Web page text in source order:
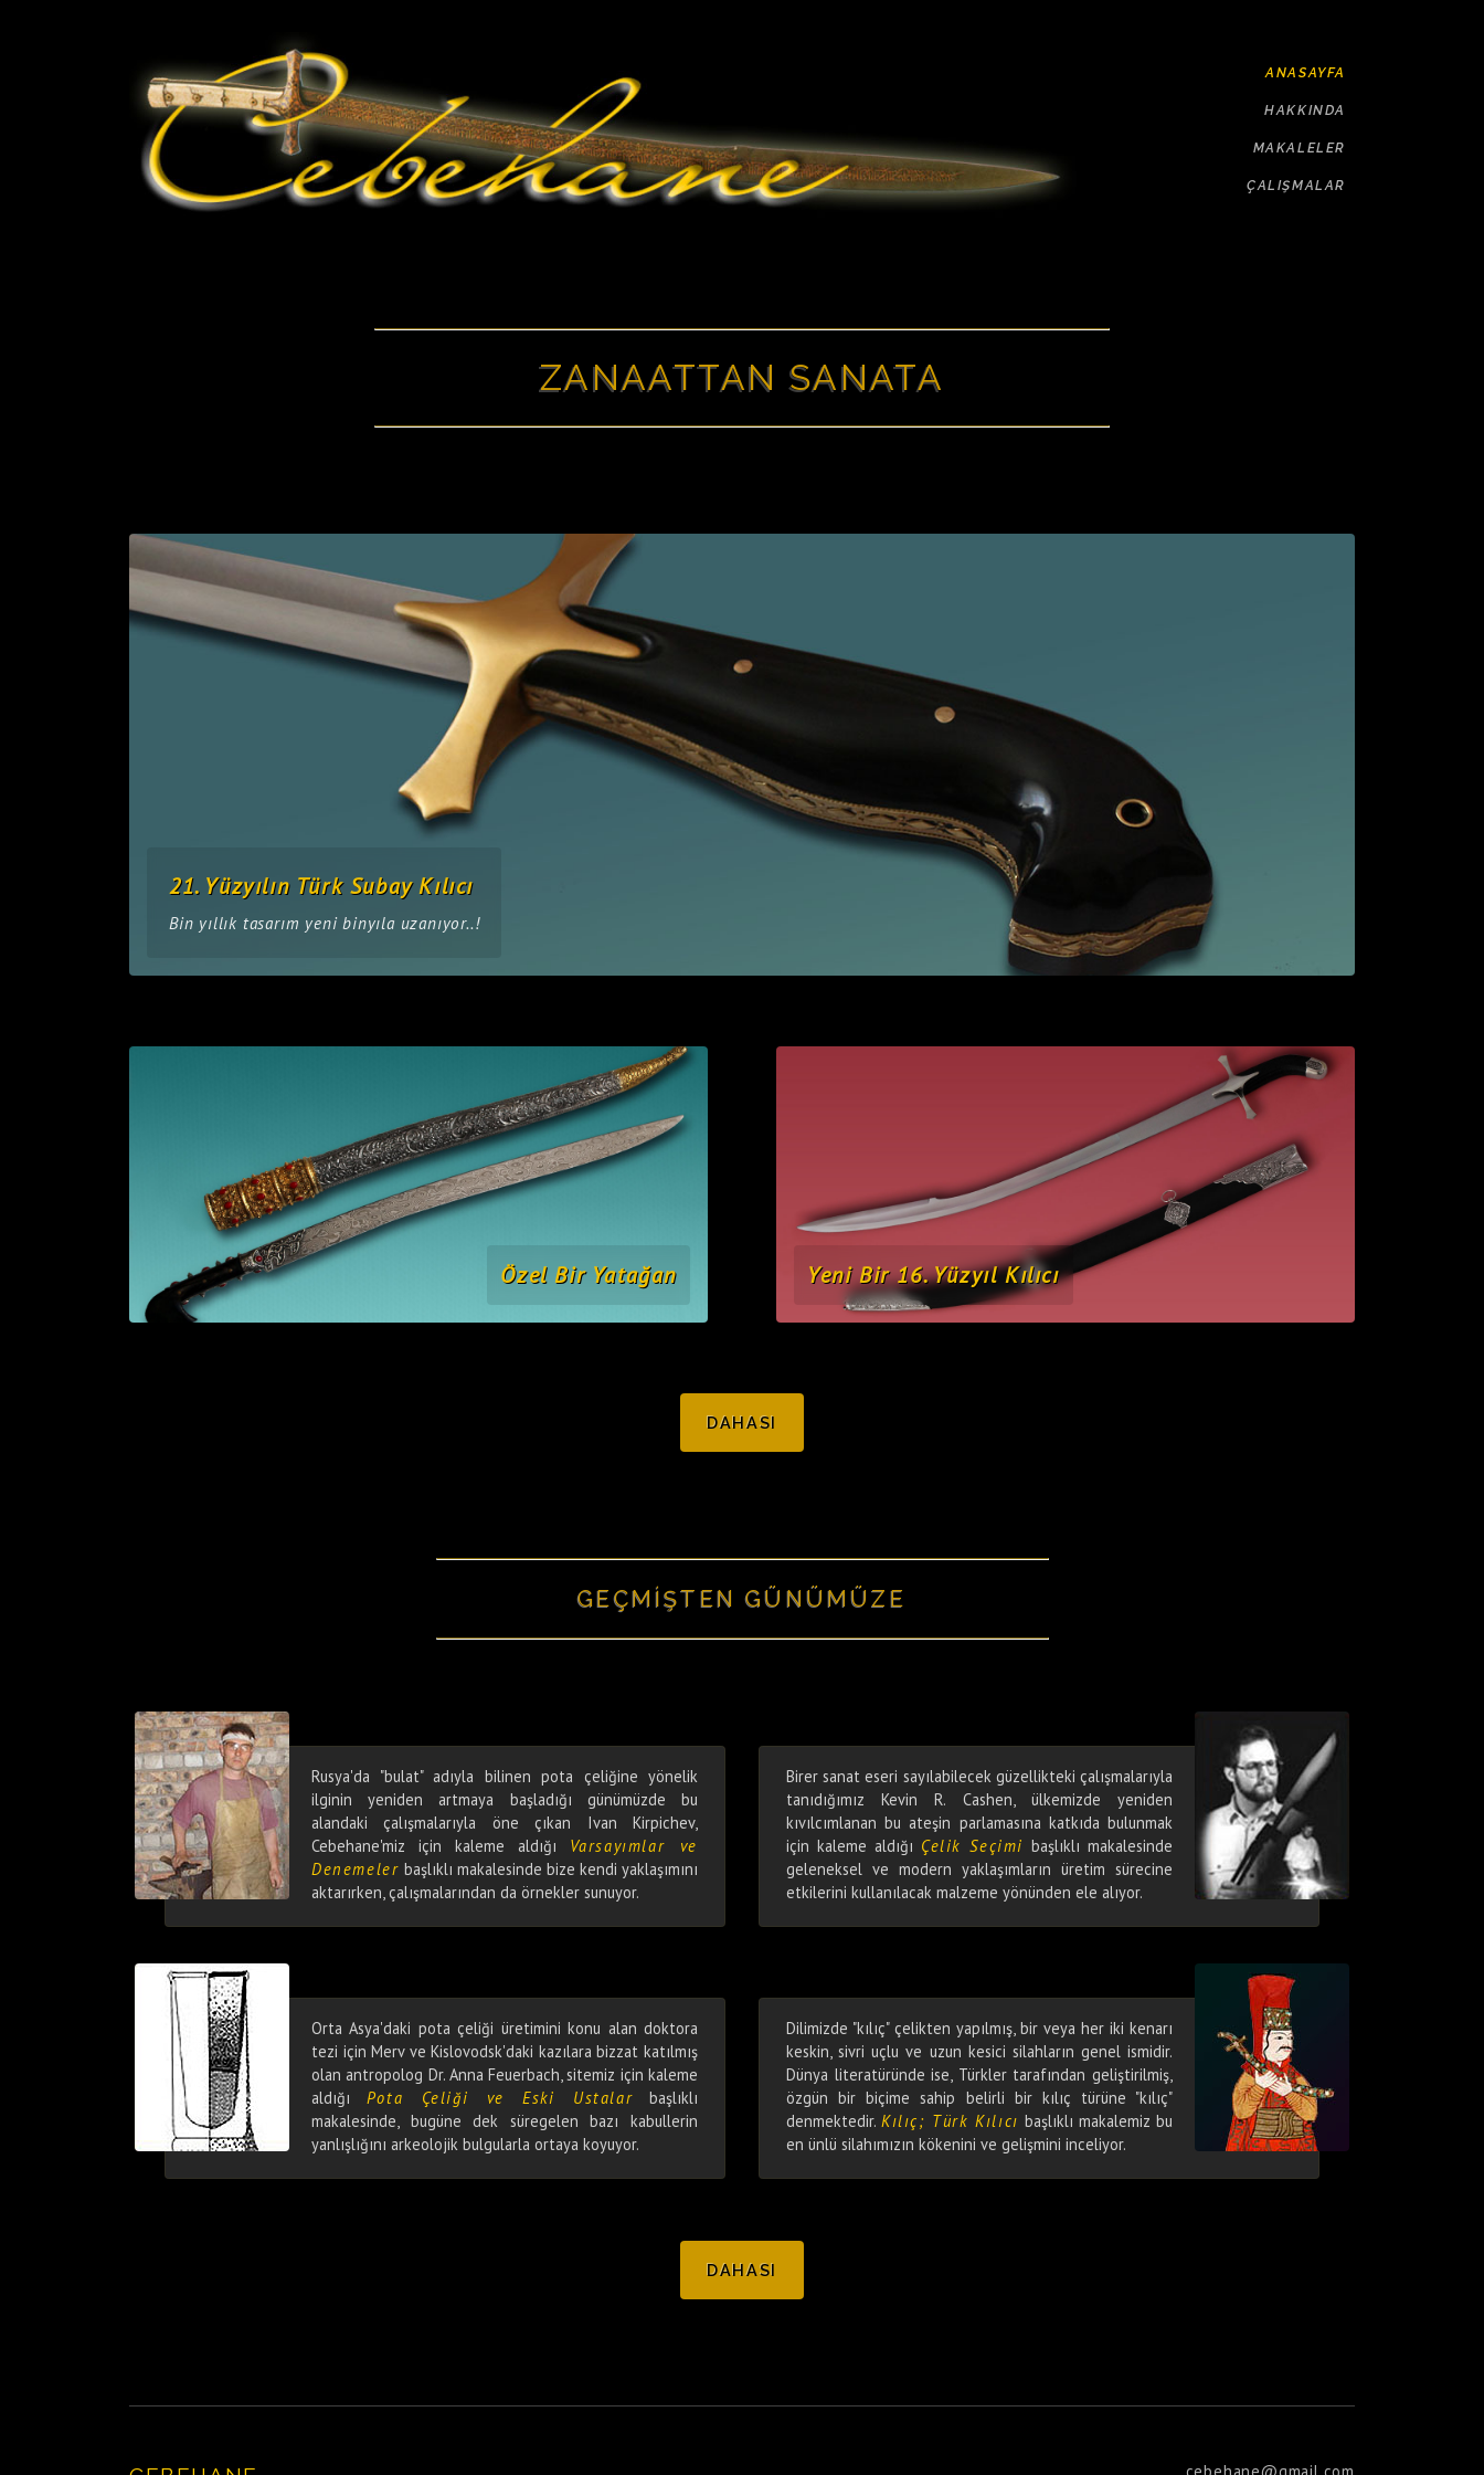
ANASAYFA
HAKKINDA
MAKALELER
ÇALIŞMALAR
ZANAATTAN SANATA
21. Yüzyılın Türk Subay Kılıcı
Bin yıllık tasarım yeni binyıla uzanıyor..!
Özel Bir Yatağan Yeni Bir 16. Yüzyıl Kılıcı
DAHASI
GEÇMİŞTEN GÜNÜMÜZE
Rusya'da "bulat" adıyla bilinen pota çeliğine yönelik
ilginin yeniden artmaya başladığı günümüzde bu
alandaki çalışmalarıyla öne çıkan Ivan Kirpichev,
Cebehane'miz için kaleme aldığı Varsayımlar ve
Denemeler başlıklı makalesinde bize kendi yaklaşımını
aktarırken, çalışmalarından da örnekler sunuyor.
Birer sanat eseri sayılabilecek güzellikteki çalışmalarıyla
tanıdığımız Kevin R. Cashen, ülkemizde yeniden
kıvılcımlanan bu ateşin parlamasına katkıda bulunmak
için kaleme aldığı Çelik Seçimi başlıklı makalesinde
geleneksel ve modern yaklaşımların üretim sürecine
etkilerini kullanılacak malzeme yönünden ele alıyor.
Orta Asya'daki pota çeliği üretimini konu alan doktora
tezi için Merv ve Kislovodsk'daki kazılara bizzat katılmış
olan antropolog Dr. Anna Feuerbach, sitemiz için kaleme
aldığı Pota Çeliği ve Eski Ustalar başlıklı
makalesinde, bugüne dek süregelen bazı kabullerin
yanlışlığını arkeolojik bulgularla ortaya koyuyor.
Dilimizde "kılıç" çelikten yapılmış, bir veya her iki kenarı
keskin, sivri uçlu ve uzun kesici silahların genel ismidir.
Dünya literatüründe ise, Türkler tarafından geliştirilmiş,
özgün bir biçime sahip belirli bir kılıç türüne "kılıç"
denmektedir.Kılıç; Türk Kılıcı başlıklı makalemiz bu
en ünlü silahımızın kökenini ve gelişmini inceliyor.
DAHASI